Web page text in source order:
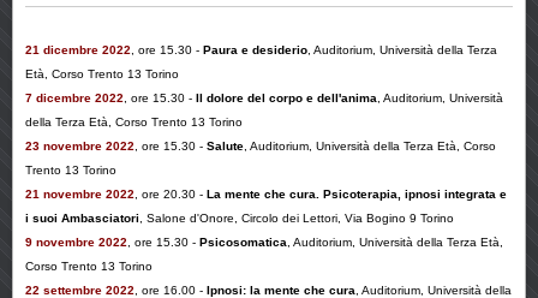
21 dicembre 2022 , ore 15.30 - Paura e desiderio , Auditorium, Università della Terza
Età, Corso Trento 13 Torino
7 dicembre 2022 , ore 15.30 - Il dolore del corpo e dell'anima , Auditorium, Università
della Terza Età, Corso Trento 13 Torino
23 novembre 2022 , ore 15.30 - Salute , Auditorium, Università della Terza Età, Corso
Trento 13 Torino
21 novembre 2022 , ore 20.30 - La mente che cura. Psicoterapia, ipnosi integrata e
i suoi Ambasciatori , Salone d'Onore, Circolo dei Lettori, Via Bogino 9 Torino
9 novembre 2022 , ore 15.30 - Psicosomatica , Auditorium, Università della Terza Età,
Corso Trento 13 Torino
22 settembre 2022 , ore 16.00 - Ipnosi: la mente che cura , Auditorium, Università della